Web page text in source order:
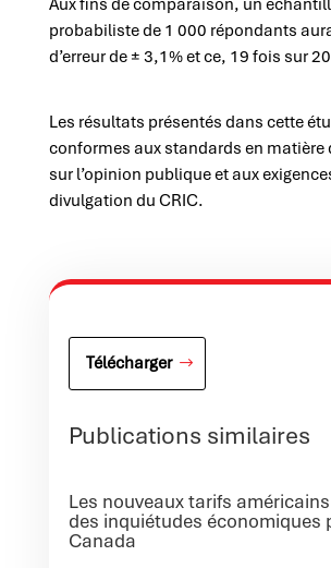
Aux fins de comparaison, un
probabiliste de 1 000 répondants
d’erreur de ± 3,1% et ce, 19 fois sur
Les résultats présentés dans cette
conformes aux standards en matière
sur l’opinion publique et aux
divulgation du CRIC.
Télécharger
Publications similaires
Les nouveaux tarifs
des inquiétudes économiques
Canada